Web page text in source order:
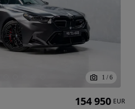
1 / 6
154 950 EUR